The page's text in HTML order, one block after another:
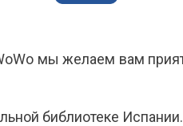
мы желаем вам
библиотеке Испании.